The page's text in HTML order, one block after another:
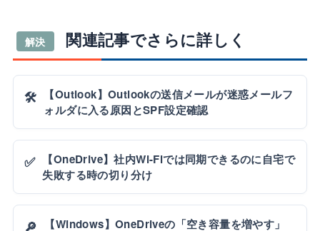
解決 関連記事でさらに詳しく
🛠️
【Outlook】Outlookの送信メールが迷惑メールフ
ォルダに入る原因とSPF設定確認
✅
【OneDrive】社内Wi-Fiでは同期できるのに自宅で
失敗する時の切り分け
🔎
【Windows】OneDriveの「空き容量を増やす」